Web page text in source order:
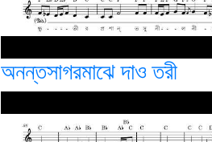
অনন্তসাগরমাঝে দাও তরী